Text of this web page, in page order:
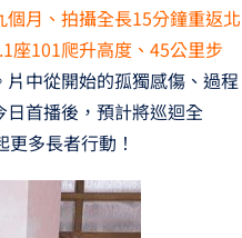
個月、拍攝全長15分鐘重返北
座101爬升高度、45公里步
中從開始的孤獨感傷、過程
首播後，預計將巡迴全
多長者行動！